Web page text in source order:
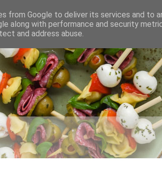
from Google to deliver its services and to
along with performance and security
and address abuse.